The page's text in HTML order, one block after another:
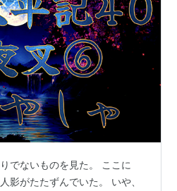
でないものを見た。 ここに
影がたたずんでいた。 いや、